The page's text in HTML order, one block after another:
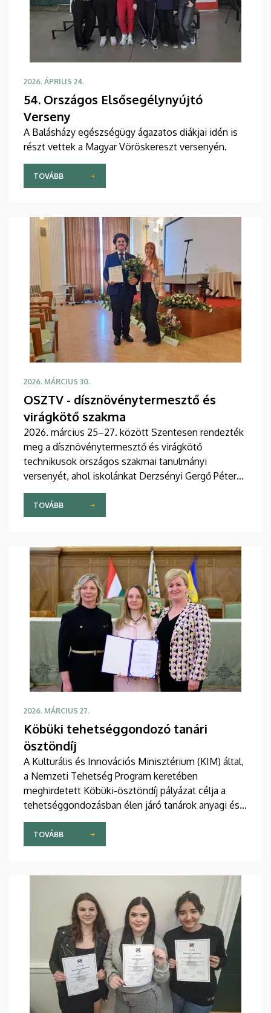
2026. ÁPRILIS 24.
54. Országos Elsősegélynyújtó
Verseny
A Balásházy egészségügy ágazatos diákjai idén is
részt vettek a Magyar Vöröskereszt versenyén.
TOVÁBB
2026. MÁRCIUS 30.
OSZTV - dísznövénytermesztő és
virágkötő szakma
2026. március 25–27. között Szentesen rendezték
meg a dísznövénytermesztő és virágkötő
technikusok országos szakmai tanulmányi
versenyét, ahol iskolánkat Derzsényi Gergő Péter
képviselte.
TOVÁBB
2026. MÁRCIUS 27.
Köbüki tehetséggondozó tanári
ösztöndíj
A Kulturális és Innovációs Minisztérium (KIM) által,
a Nemzeti Tehetség Program keretében
meghirdetett Köbüki-ösztöndíj pályázat célja a
tehetséggondozásban élen járó tanárok anyagi és
erkölcsi megbecsülése.
TOVÁBB